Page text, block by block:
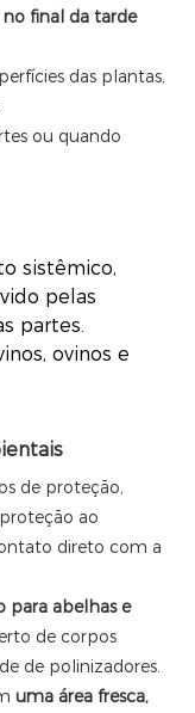
final da tarde
das plantas,
ou quando
sistêmico,
pelas
partes.
ovinos e
de proteção,
ao
direto com a
para abelhas e
de corpos
de polinizadores.
uma área fresca,